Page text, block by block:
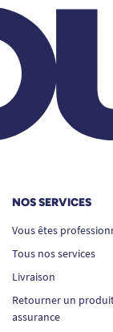
NOS SERVICES
Vous êtes
Tous nos services
Livraison
Retourner un
assurance